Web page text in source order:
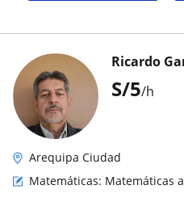
S/5/h
Ricardo
Arequipa Ciudad
Matemáticas: Matemáticas